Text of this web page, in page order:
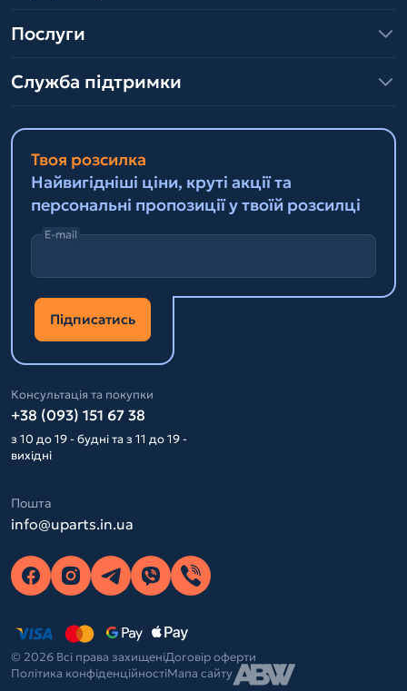
Послуги
Служба підтримки
Твоя розсилка
Найвигідніші ціни, круті акції та
персональні пропозиції у твоїй розсилці
E-mail
Підписатись
Консультація та покупки
+38 (093) 151 67 38
з 10 до 19 - будні та з 11 до 19 -
вихідні
Пошта
info@uparts.in.ua
© 2026 Всі права захищеніДоговір оферти
Політика конфіденційностіМапа сайту